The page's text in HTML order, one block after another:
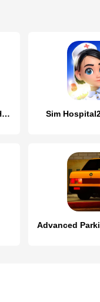
Mouse Simulator : Forest Home Sim